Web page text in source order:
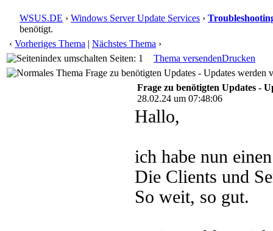
WSUS.DE › Windows Server Update Services ›
benötigt.
‹ Vorheriges Thema | Nächstes Thema ›
Seiten: 1
Thema versendenDrucken
Frage zu benötigten Updates - Updates
Frage zu benötigten Updates -
28.02.24 um 07:48:06
Hallo,
ich habe nun
Die Clients und
So weit, so gut.